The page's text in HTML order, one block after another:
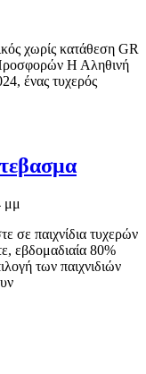
Η Αληθινή
ένας τυχερός
παιξτε
μμ
εβδομαδιαία 80%
των παιχνιδιών